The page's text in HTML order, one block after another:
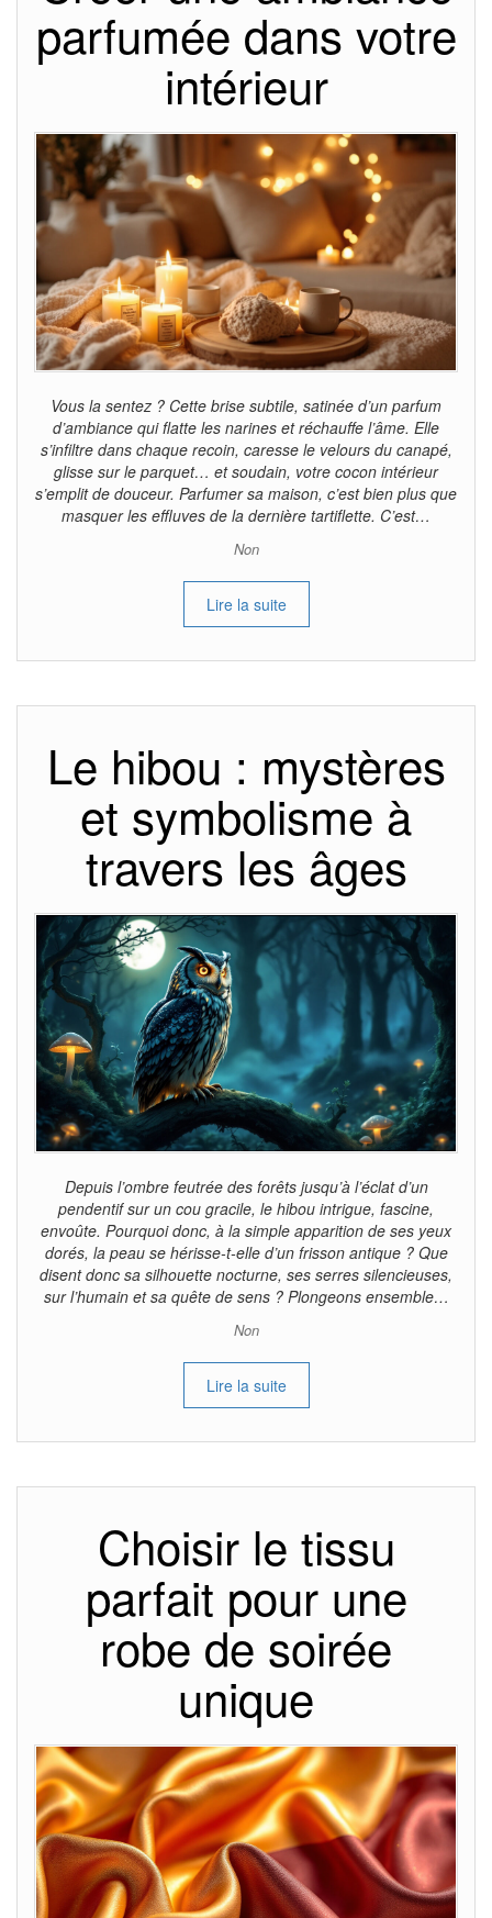
parfumée dans votre
intérieur
Vous la sentez ? Cette brise subtile, satinée d’un parfum
d’ambiance qui flatte les narines et réchauffe l’âme. Elle
s’infiltre dans chaque recoin, caresse le velours du canapé,
glisse sur le parquet… et soudain, votre cocon intérieur
s’emplit de douceur. Parfumer sa maison, c’est bien plus que
masquer les effluves de la dernière tartiflette. C’est…
Non
Lire la suite
Le hibou : mystères
et symbolisme à
travers les âges
Depuis l’ombre feutrée des forêts jusqu’à l’éclat d’un
pendentif sur un cou gracile, le hibou intrigue, fascine,
envoûte. Pourquoi donc, à la simple apparition de ses yeux
dorés, la peau se hérisse-t-elle d’un frisson antique ? Que
disent donc sa silhouette nocturne, ses serres silencieuses,
sur l’humain et sa quête de sens ? Plongeons ensemble…
Non
Lire la suite
Choisir le tissu
parfait pour une
robe de soirée
unique